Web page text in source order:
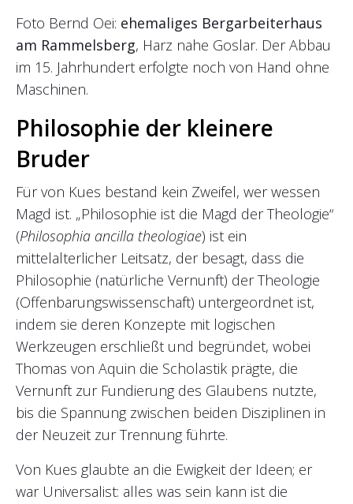
Foto Bernd Oei: ehemaliges Bergarbeiterhaus
am Rammelsberg, Harz nahe Goslar. Der Abbau
im 15. Jahrhundert erfolgte noch von Hand ohne
Maschinen.
Philosophie der kleinere
Bruder
Für von Kues bestand kein Zweifel, wer wessen
Magd ist. „Philosophie ist die Magd der Theologie“
(Philosophia ancilla theologiae) ist ein
mittelalterlicher Leitsatz, der besagt, dass die
Philosophie (natürliche Vernunft) der Theologie
(Offenbarungswissenschaft) untergeordnet ist,
indem sie deren Konzepte mit logischen
Werkzeugen erschließt und begründet, wobei
Thomas von Aquin die Scholastik prägte, die
Vernunft zur Fundierung des Glaubens nutzte,
bis die Spannung zwischen beiden Disziplinen in
der Neuzeit zur Trennung führte.
Von Kues glaubte an die Ewigkeit der Ideen; er
war Universalist: alles was sein kann ist die